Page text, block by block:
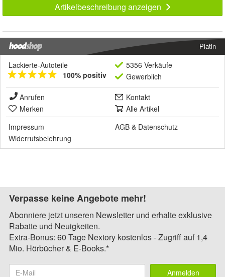
Artikelbeschreibung anzeigen
Platin
Lackierte-Autoteile
100% positiv
5356 Verkäufe
Gewerblich
Anrufen
Kontakt
Merken
Alle Artikel
Impressum
AGB & Datenschutz
Widerrufsbelehrung
Verpasse keine Angebote mehr!
Abonniere jetzt unseren Newsletter und erhalte exklusive
Rabatte und Neuigkeiten.
Extra-Bonus: 60 Tage Nextory kostenlos - Zugriff auf 1,4
Mio. Hörbücher & E-Books.*
Anmelden